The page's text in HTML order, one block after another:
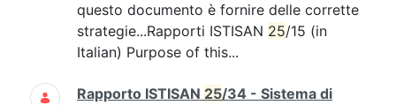
questo documento è fornire delle corrette
strategie...Rapporti ISTISAN 25/15 (in
Italian) Purpose of this...
Rapporto ISTISAN 25/34 - Sistema di